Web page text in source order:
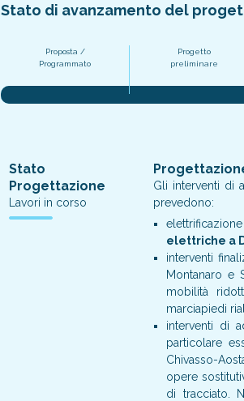
Stato di avanzamento del
Proposta /
Programmato
Progetto
preliminare
Stato
Progettazione
Lavori in corso
Gli interventi di
prevedono:
elettriche a
interventi
Montanaro e
mobilità
marciapiedi
interventi di
particolare
Chivasso-
opere
di tracciato.